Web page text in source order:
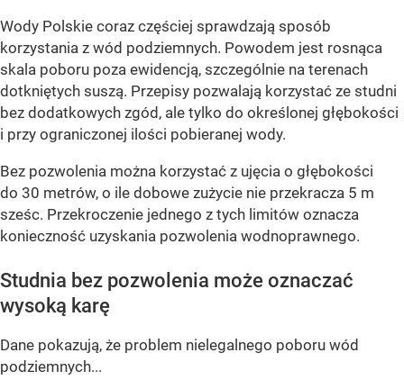
Wody Polskie coraz częściej sprawdzają sposób
korzystania z wód podziemnych. Powodem jest rosnąca
skala poboru poza ewidencją, szczególnie na terenach
dotkniętych suszą. Przepisy pozwalają korzystać ze studni
bez dodatkowych zgód, ale tylko do określonej głębokości
i przy ograniczonej ilości pobieranej wody.
Bez pozwolenia można korzystać z ujęcia o głębokości
do 30 metrów, o ile dobowe zużycie nie przekracza 5 m
sześc. Przekroczenie jednego z tych limitów oznacza
konieczność uzyskania pozwolenia wodnoprawnego.
Studnia bez pozwolenia może oznaczać
wysoką karę
Dane pokazują, że problem nielegalnego poboru wód
podziemnych...